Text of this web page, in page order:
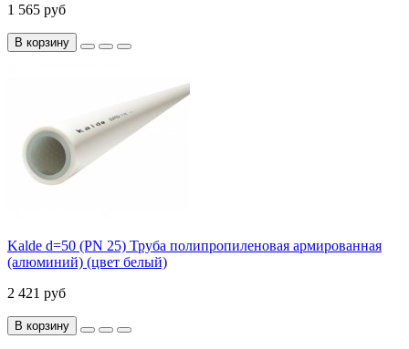
1 565 руб
В корзину
Kalde d=50 (PN 25) Труба полипропиленовая армированная
(алюминий) (цвет белый)
2 421 руб
В корзину